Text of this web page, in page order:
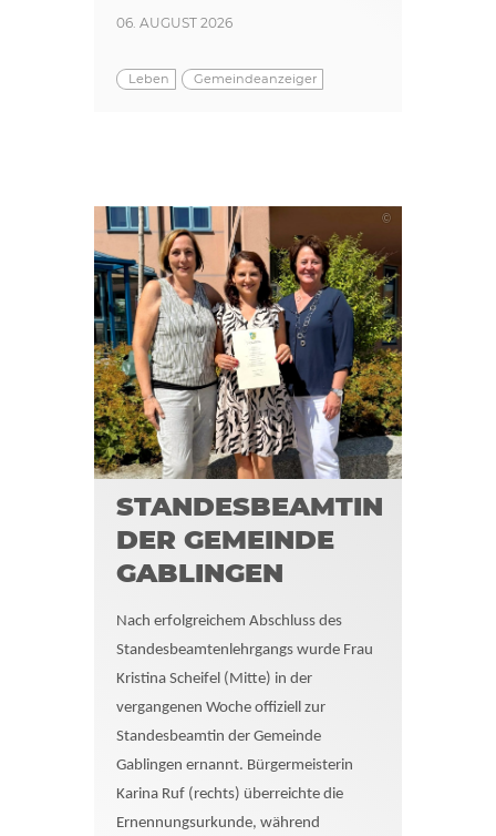
06. AUGUST 2026
Leben Gemeindeanzeiger
©
STANDESBEAMTIN
DER GEMEINDE
GABLINGEN
Nach erfolgreichem Abschluss des
Standesbeamtenlehrgangs wurde Frau
Kristina Scheifel (Mitte) in der
vergangenen Woche offiziell zur
Standesbeamtin der Gemeinde
Gablingen ernannt. Bürgermeisterin
Karina Ruf (rechts) überreichte die
Ernennungsurkunde, während